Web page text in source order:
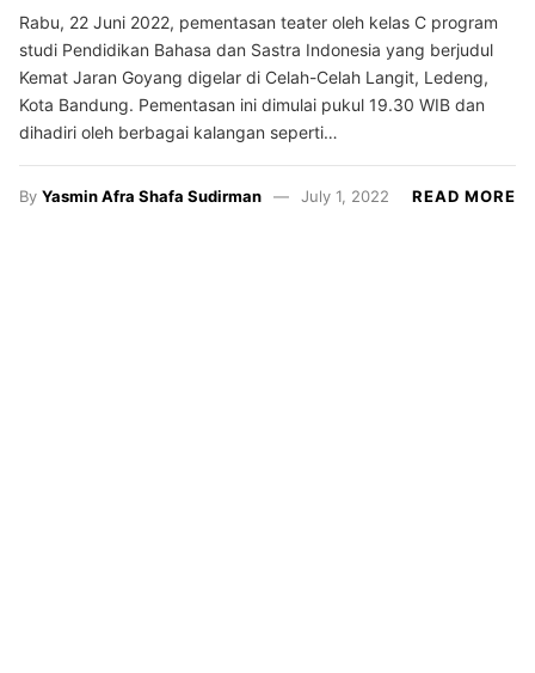
Rabu, 22 Juni 2022, pementasan teater oleh kelas C program
studi Pendidikan Bahasa dan Sastra Indonesia yang berjudul
Kemat Jaran Goyang digelar di Celah-Celah Langit, Ledeng,
Kota Bandung. Pementasan ini dimulai pukul 19.30 WIB dan
dihadiri oleh berbagai kalangan seperti…
By Yasmin Afra Shafa Sudirman July 1, 2022 READ MORE